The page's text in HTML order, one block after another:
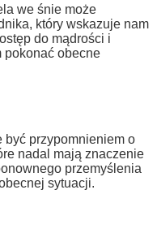
we śnie może
który wskazuje nam
do mądrości i
pokonać obecne
być przypomnieniem o
nadal mają znaczenie
przemyślenia
sytuacji.